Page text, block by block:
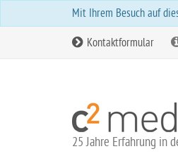
Mit Ihrem Besuch auf
Kontaktformular
25 Jahre Erfahrung in